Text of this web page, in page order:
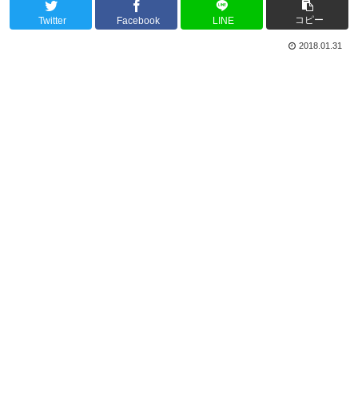
Twitter Facebook LINE コピー
2018.01.31